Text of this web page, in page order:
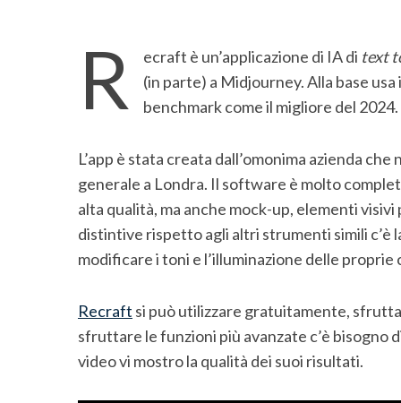
R ecraft è un’applicazione di IA di text
(in parte) a Midjourney. Alla base
benchmark come il migliore del 2024.
L’app è stata creata dall’omonima azienda
generale a Londra. Il software è molto
alta qualità, ma anche mock-up, elementi
distintive rispetto agli altri strumenti simili c’è
modificare i toni e l’illuminazione delle proprie
Recraft si può utilizzare gratuitamente,
sfruttare le funzioni più avanzate c’è bisogno
video vi mostro la qualità dei suoi risultati.
S
e
a